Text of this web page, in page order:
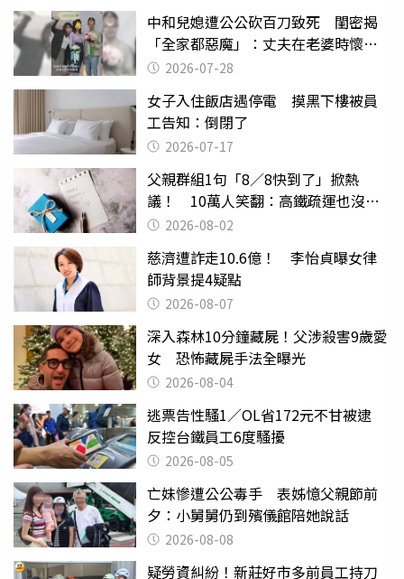
中和兒媳遭公公砍百刀致死 閨密揭
「全家都惡魔」：丈夫在老婆時懷孕
摔東西
2026-07-28
女子入住飯店遇停電 摸黑下樓被員
工告知：倒閉了
2026-07-17
父親群組1句「8／8快到了」掀熱
議！ 10萬人笑翻：高鐵疏運也沒列
父親節
2026-08-02
慈濟遭詐走10.6億！ 李怡貞曝女律
師背景提4疑點
2026-08-07
深入森林10分鐘藏屍！父涉殺害9歲愛
女 恐怖藏屍手法全曝光
2026-08-04
逃票告性騷1／OL省172元不甘被逮
反控台鐵員工6度騷擾
2026-08-05
亡妹慘遭公公毒手 表姊憶父親節前
夕：小舅舅仍到殯儀館陪她說話
2026-08-08
疑勞資糾紛！新莊好市多前員工持刀